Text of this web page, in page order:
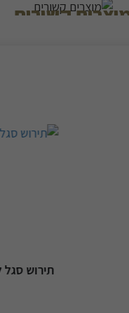
קשורים
תירוש סגל ליטר